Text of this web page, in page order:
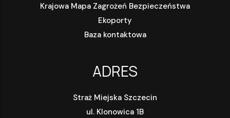
Krajowa Mapa Zagrożeń Bezpieczeństwa
Ekoporty
Baza kontaktowa
ADRES
Straż Miejska Szczecin
ul. Klonowica 1B